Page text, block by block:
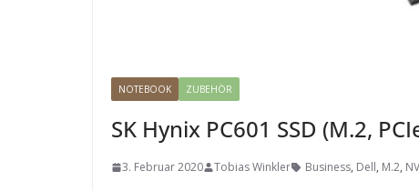
NOTEBOOK ZUBEHÖR
SK Hynix PC601 SSD (M.2,
3. Februar 2020 Tobias Winkler Business, Dell, M.2,